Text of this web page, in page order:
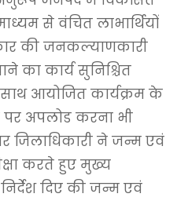
से वंचित लाभार्थियों
की जनकल्याणकारी
का कार्य सुनिश्चित
आयोजित कार्यक्रम के
पर अपलोड करना भी
जिलाधिकारी ने जन्म एवं
करते हुए मुख्य
दिए की जन्म एवं